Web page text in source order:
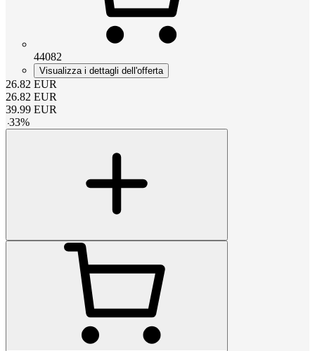
44082
Visualizza i dettagli dell'offerta
26.82 EUR
26.82 EUR
39.99 EUR
-33%